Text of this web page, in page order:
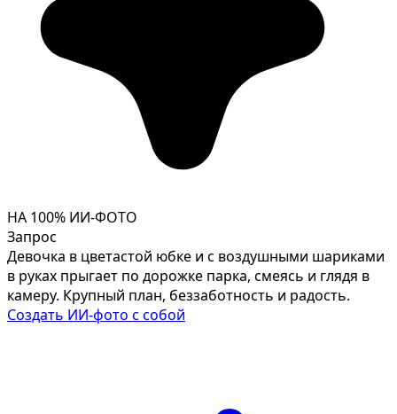
НА 100% ИИ-ФОТО
Запрос
Девочка в цветастой юбке и с воздушными шариками
в руках прыгает по дорожке парка, смеясь и глядя в
камеру. Крупный план, беззаботность и радость.
Создать ИИ-фото с собой